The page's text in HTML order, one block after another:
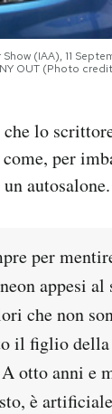
(IAA), 11
OUT (Photo
lo
per
autosalone.
per
appesi al
che non
il figlio
otto anni e
è